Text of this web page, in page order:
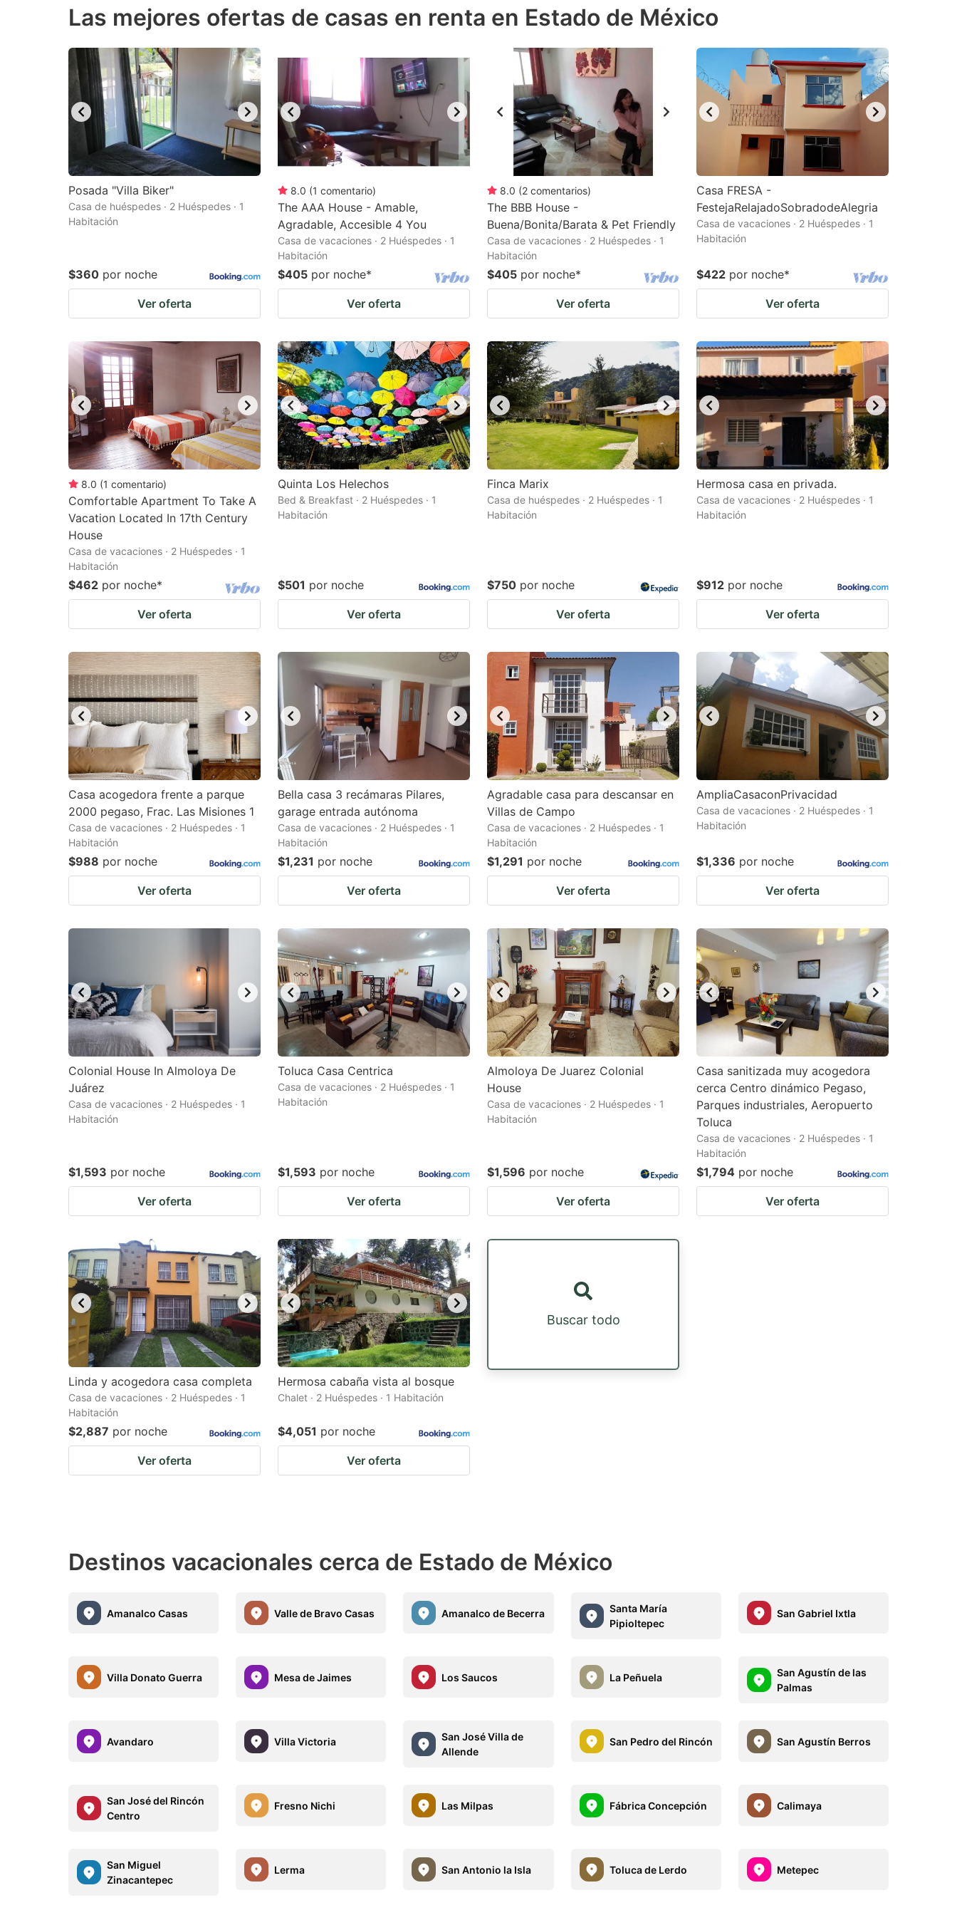
the
mark
key
to
get
the
keyboard
shortcuts
for
changing
the
mark
key
to
get
the
keyboard
shortcuts
for
changing
dates.
Las mejores ofertas de casas en renta en Estado de México
Posada "Villa Biker"
Casa de huéspedes · 2 Huéspedes · 1
Habitación
$360 por noche
Ver oferta
8.0 (1 comentario)
The AAA House - Amable,
Agradable, Accesible 4 You
Casa de vacaciones · 2 Huéspedes · 1
Habitación
$405 por noche*
Ver oferta
8.0 (2 comentarios)
The BBB House -
Buena/Bonita/Barata & Pet Friendly
Casa de vacaciones · 2 Huéspedes · 1
Habitación
$405 por noche*
Ver oferta
Casa FRESA -
FestejaRelajadoSobradodeAlegria
Casa de vacaciones · 2 Huéspedes · 1
Habitación
$422 por noche*
Ver oferta
8.0 (1 comentario)
Comfortable Apartment To Take A
Vacation Located In 17th Century
House
Casa de vacaciones · 2 Huéspedes · 1
Habitación
$462 por noche*
Ver oferta
Quinta Los Helechos
Bed & Breakfast · 2 Huéspedes · 1
Habitación
$501 por noche
Ver oferta
Finca Marix
Casa de huéspedes · 2 Huéspedes · 1
Habitación
$750 por noche
Ver oferta
Hermosa casa en privada.
Casa de vacaciones · 2 Huéspedes · 1
Habitación
$912 por noche
Ver oferta
Casa acogedora frente a parque
2000 pegaso, Frac. Las Misiones 1
Casa de vacaciones · 2 Huéspedes · 1
Habitación
$988 por noche
Ver oferta
Bella casa 3 recámaras Pilares,
garage entrada autónoma
Casa de vacaciones · 2 Huéspedes · 1
Habitación
$1,231 por noche
Ver oferta
Agradable casa para descansar en
Villas de Campo
Casa de vacaciones · 2 Huéspedes · 1
Habitación
$1,291 por noche
Ver oferta
AmpliaCasaconPrivacidad
Casa de vacaciones · 2 Huéspedes · 1
Habitación
$1,336 por noche
Ver oferta
Colonial House In Almoloya De
Juárez
Casa de vacaciones · 2 Huéspedes · 1
Habitación
$1,593 por noche
Ver oferta
Toluca Casa Centrica
Casa de vacaciones · 2 Huéspedes · 1
Habitación
$1,593 por noche
Ver oferta
Almoloya De Juarez Colonial
House
Casa de vacaciones · 2 Huéspedes · 1
Habitación
$1,596 por noche
Ver oferta
Casa sanitizada muy acogedora
cerca Centro dinámico Pegaso,
Parques industriales, Aeropuerto
Toluca
Casa de vacaciones · 2 Huéspedes · 1
Habitación
$1,794 por noche
Ver oferta
Linda y acogedora casa completa
Casa de vacaciones · 2 Huéspedes · 1
Habitación
$2,887 por noche
Ver oferta
Hermosa cabaña vista al bosque
Chalet · 2 Huéspedes · 1 Habitación
$4,051 por noche
Ver oferta
Buscar todo
Destinos vacacionales cerca de Estado de México
Amanalco Casas Valle de Bravo Casas Amanalco de Becerra
Santa María
Pipioltepec
San Gabriel Ixtla
Villa Donato Guerra Mesa de Jaimes Los Saucos La Peñuela
San Agustín de las
Palmas
Avandaro Villa Victoria
San José Villa de
Allende
San Pedro del Rincón San Agustín Berros
San José del Rincón
Centro
Fresno Nichi Las Milpas Fábrica Concepción Calimaya
San Miguel
Zinacantepec
Lerma San Antonio la Isla Toluca de Lerdo Metepec